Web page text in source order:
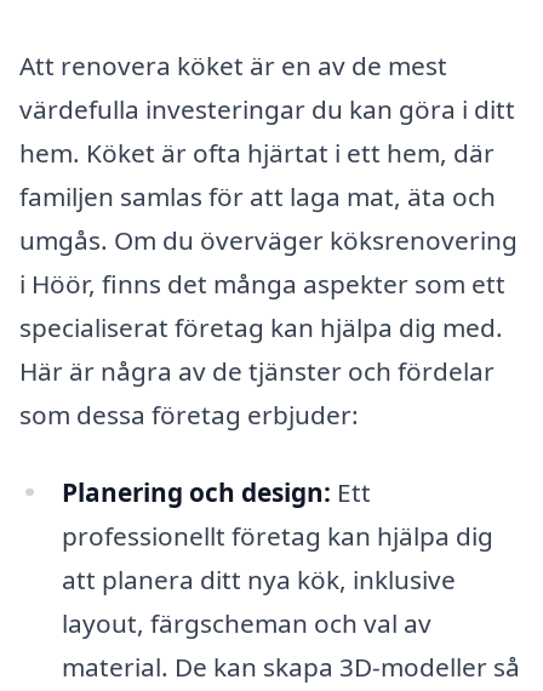
Att renovera köket är en av de mest
värdefulla investeringar du kan göra i ditt
hem. Köket är ofta hjärtat i ett hem, där
familjen samlas för att laga mat, äta och
umgås. Om du överväger köksrenovering
i Höör, finns det många aspekter som ett
specialiserat företag kan hjälpa dig med.
Här är några av de tjänster och fördelar
som dessa företag erbjuder:
Planering och design: Ett
professionellt företag kan hjälpa dig
att planera ditt nya kök, inklusive
layout, färgscheman och val av
material. De kan skapa 3D-modeller så